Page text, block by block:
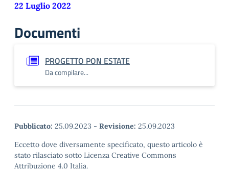
22 Luglio 2022
Documenti
PROGETTO PON ESTATE
Da compilare...
Pubblicato: 25.09.2023 - Revisione: 25.09.2023
Eccetto dove diversamente specificato, questo articolo è
stato rilasciato sotto Licenza Creative Commons
Attribuzione 4.0 Italia.